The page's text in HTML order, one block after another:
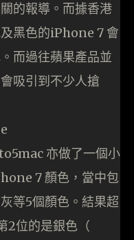
的報導。而據香港
黑色的iPhone 7 會
而過往蘋果產品並
吸引到不少人搶
亦做了一個小
7 顏色，當中包
等5個顏色。結果超
2位的是銀色（